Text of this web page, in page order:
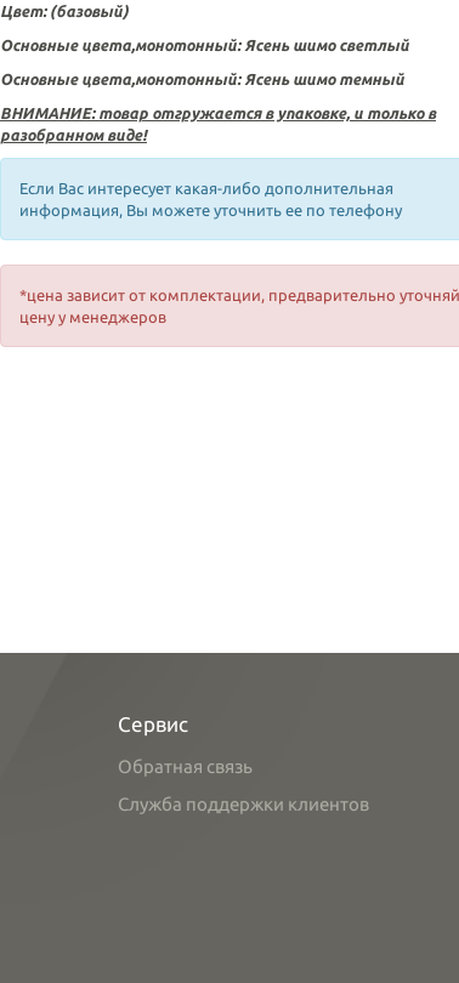
Цвет: (базовый)
Основные цвета,монотонный: Ясень шимо светлый
Основные цвета,монотонный: Ясень шимо темный
ВНИМАНИЕ: товар отгружается в упаковке, и только в
разобранном виде!
Если Вас интересует какая-либо дополнительная
информация, Вы можете уточнить ее по телефону
*цена зависит от комплектации, предварительно
цену у менеджеров
Сервис
Обратная связь
Служба поддержки клиентов